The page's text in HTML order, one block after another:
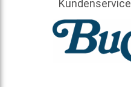
Kundenservice